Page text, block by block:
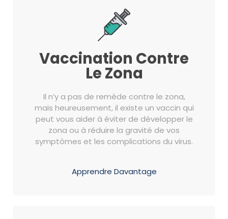
Vaccination Contre
Le Zona
Il n’y a pas de remède contre le zona,
mais heureusement, il existe un vaccin qui
peut vous aider à éviter de développer le
zona ou à réduire la gravité de vos
symptômes et les complications du virus.
Apprendre Davantage